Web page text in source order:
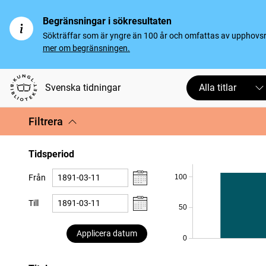
Begränsningar i sökresultaten
Sökträffar som är yngre än 100 år och omfattas av
mer om begränsningen.
Svenska tidningar Alla titlar
Filtrera
Tidsperiod
Från
Till
Applicera datum
0
50
100